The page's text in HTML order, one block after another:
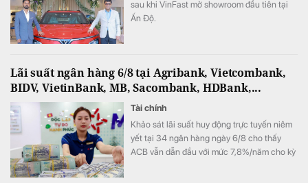
sau khi VinFast mở showroom đầu tiên tại
Ấn Độ.
Lãi suất ngân hàng 6/8 tại Agribank, Vietcombank,
BIDV, VietinBank, MB, Sacombank, HDBank,...
Tài chính
Khảo sát lãi suất huy động trực tuyến niêm
yết tại 34 ngân hàng ngày 6/8 cho thấy
ACB vẫn dẫn đầu với mức 7,8%/năm cho kỳ